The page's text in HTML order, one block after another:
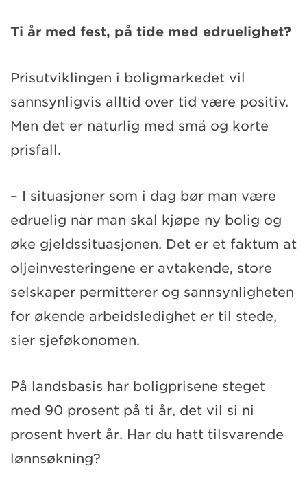
Ti år med fest, på tide med edruelighet?
Prisutviklingen i boligmarkedet vil
sannsynligvis alltid over tid være positiv.
Men det er naturlig med små og korte
prisfall.
– I situasjoner som i dag bør man være
edruelig når man skal kjøpe ny bolig og
øke gjeldssituasjonen. Det er et faktum at
oljeinvesteringene er avtakende, store
selskaper permitterer og sannsynligheten
for økende arbeidsledighet er til stede,
sier sjeføkonomen.
På landsbasis har boligprisene steget
med 90 prosent på ti år, det vil si ni
prosent hvert år. Har du hatt tilsvarende
lønnsøkning?